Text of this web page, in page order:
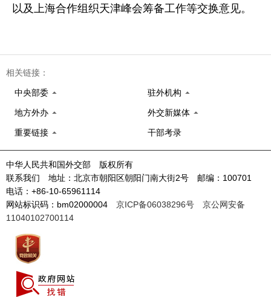
以及上海合作组织天津峰会筹备工作等交换意见。
相关链接：
中央部委 驻外机构
地方外办 外交新媒体
重要链接 干部考录
中华人民共和国外交部 版权所有
联系我们 地址：北京市朝阳区朝阳门南大街2号 邮编：100701
电话：+86-10-65961114
网站标识码：bm02000004 京ICP备06038296号
京公网安备
11040102700114